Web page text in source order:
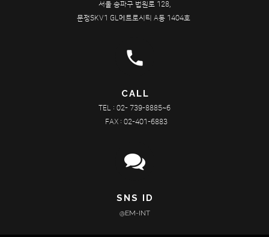
서울 송파구 법원로 128,
문정SKV1 GL메트로시티 A동 1404호
phone
CALL
TEL : 02- 739-8885~6
FAX : 02-401-6883
SNS ID
@EM-INT